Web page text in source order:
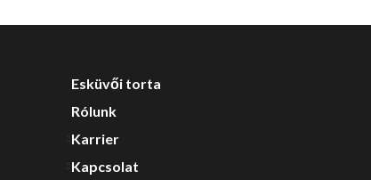
Esküvői torta
Rólunk
Karrier
Kapcsolat